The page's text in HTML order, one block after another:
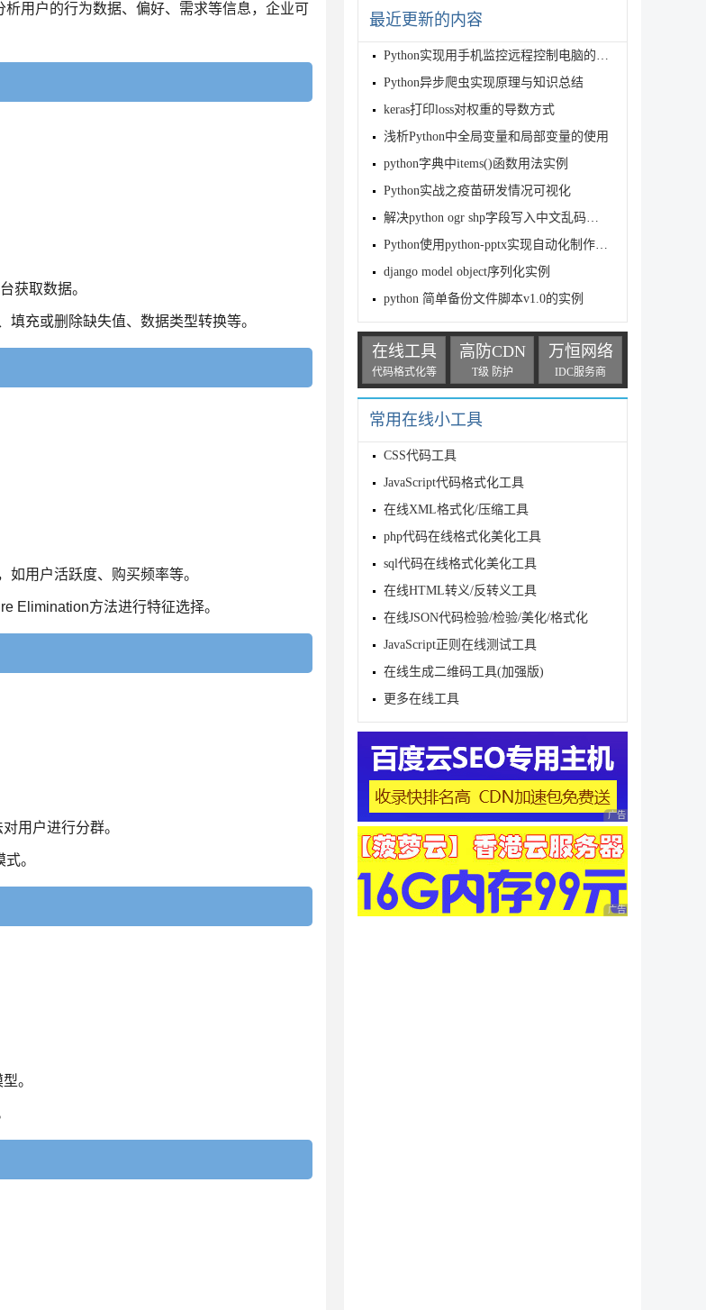
用户的行为数据、偏好、需求等信息，企业可
获取数据。
充或删除缺失值、数据类型转换等。
用户活跃度、购买频率等。
Elimination方法进行特征选择。
用户进行分群。
。
。
最近更新的内容
Python实现用手机监控远程控制电脑的方法
Python异步爬虫实现原理与知识总结
keras打印loss对权重的导数方式
浅析Python中全局变量和局部变量的使用
python字典中items()函数用法实例
Python实战之疫苗研发情况可视化
解决python ogr shp字段写入中文乱码的问题
Python使用python-pptx实现自动化制作PPT
django model object序列化实例
python 简单备份文件脚本v1.0的实例
在线工具
代码格式化等
高防CDN
T级 防护
万恒网络
IDC服务商
常用在线小工具
CSS代码工具
JavaScript代码格式化工具
在线XML格式化/压缩工具
php代码在线格式化美化工具
sql代码在线格式化美化工具
在线HTML转义/反转义工具
在线JSON代码检验/检验/美化/格式化
JavaScript正则在线测试工具
在线生成二维码工具(加强版)
更多在线工具
广告 商业广告，理性
广告 商业广告，理性